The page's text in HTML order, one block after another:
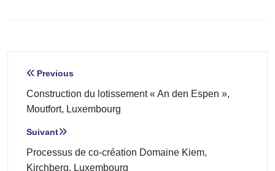
Navigation
de
l’article
Previous
Construction du lotissement « An den Espen »,
Moutfort, Luxembourg
Suivant
Processus de co-création Domaine Kiem,
Kirchberg, Luxembourg